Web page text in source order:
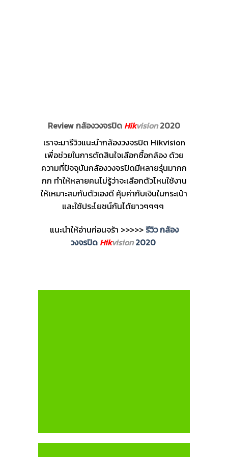
Review กล้องวงจรปิด Hikvision2020
เราจะมารีวิวแนะนำกล้องวงจรปิด Hikvision
เพื่อช่วยในการตัดสินใจเลือกซื้อกล้อง ด้วย
ความที่ปัจจุบันกล้องวงจรปิดมีหลายรุ่นมากก
กก ทำให้หลายคนไม่รู้ว่าจะเลือกตัวไหนใช้งาน
ให้เหมาะสมกับตัวเองดี คุ้มค่ากับเงินในกระเป๋า
และใช้ประโยชน์กันได้ยาวๆๆๆๆ
แนะนำให้อ่านก่อนจร้า >>>>>รีวิว กล้อง
วงจรปิด Hikvision2020